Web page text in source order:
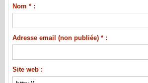
Nom * :
Adresse email (non publiée) * :
Site web :